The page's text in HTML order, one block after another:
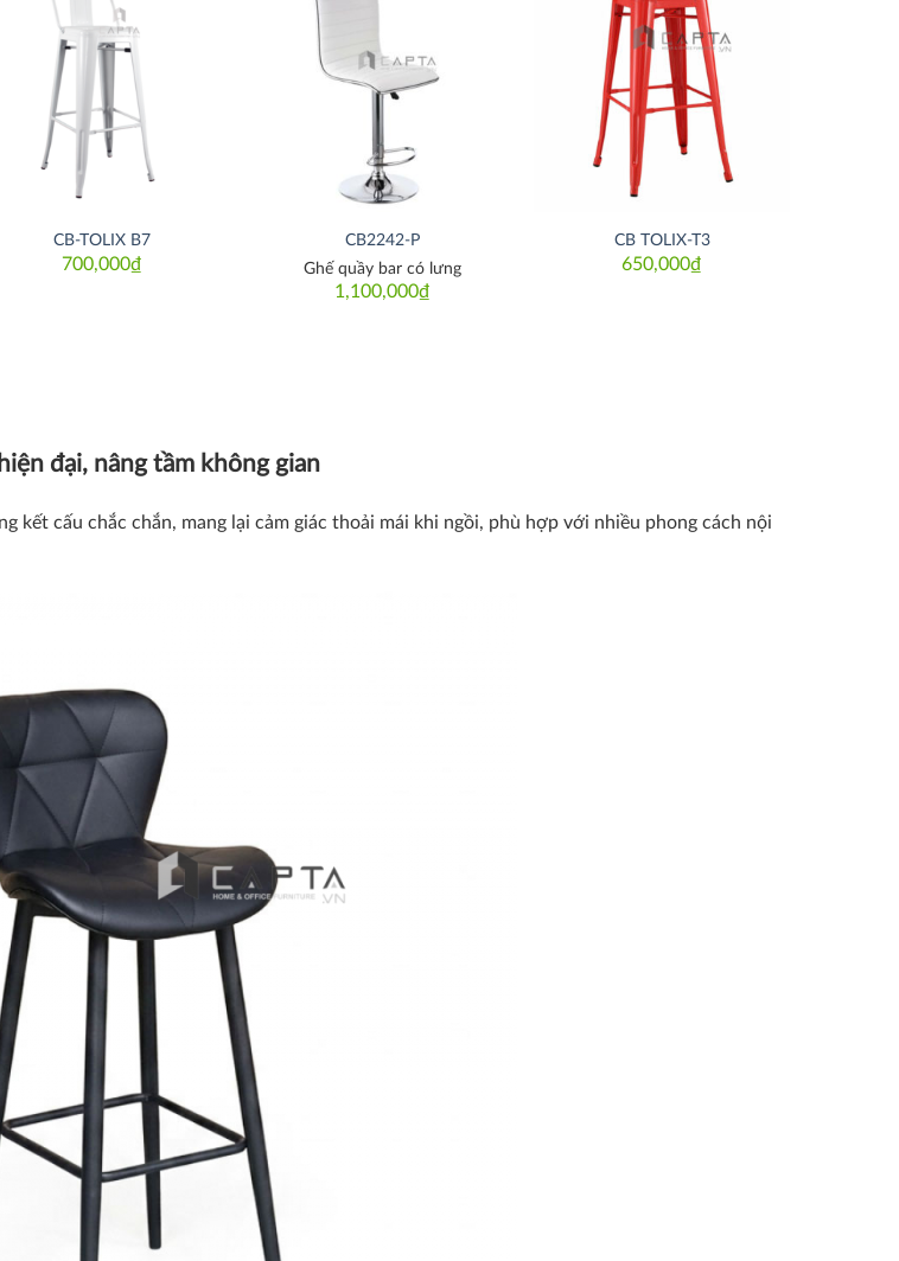
CB-TOLIX B7
700,000₫
CB2242-P
1,100,000₫
Ghế quầy bar có lưng
CB TOLIX-T3
650,000₫
đại, nâng tầm không gian
kết cấu chắc chắn, mang lại cảm giác thoải mái khi ngồi, phù hợp với nhiều phong cách nội